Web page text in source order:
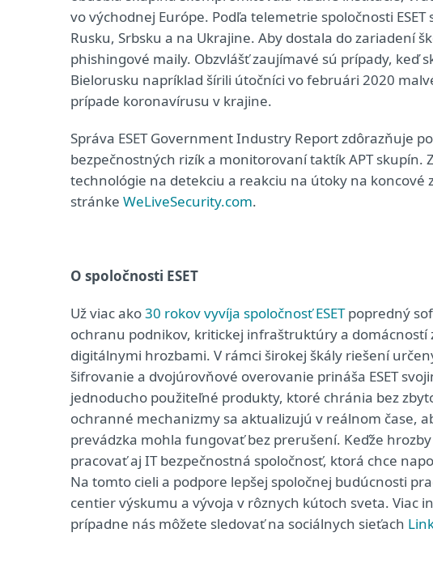
vo východnej Európe. Podľa telemetrie spoločnosti
Rusku, Srbsku a na Ukrajine. Aby dostala do zariadení
phishingové maily. Obzvlášť zaujímavé sú prípady, keď
Bielorusku napríklad šírili útočníci vo februári 2020
prípade koronavírusu v krajine.
Správa ESET Government Industry Report zdôrazňuje
bezpečnostných rizík a monitorovaní taktík APT skupín.
technológie na detekciu a reakciu na útoky na
stránke WeLiveSecurity.com.
O spoločnosti ESET
Už viac ako30 rokov vyvíja spoločnosť ESETpopredný
ochranu podnikov, kritickej infraštruktúry a domácností
digitálnymi hrozbami. V rámci širokej škály riešení
šifrovanie a dvojúrovňové overovanie prináša ESET
jednoducho použiteľné produkty, ktoré chránia bez
ochranné mechanizmy sa aktualizujú v reálnom čase,
prevádzka mohla fungovať bez prerušení. Keďže
pracovať aj IT bezpečnostná spoločnosť, ktorá chce
Na tomto cieli a podpore lepšej spoločnej budúcnosti
centier výskumu a vývoja v rôznych kútoch sveta. Viac
prípadne nás môžete sledovať na sociálnych sieťach